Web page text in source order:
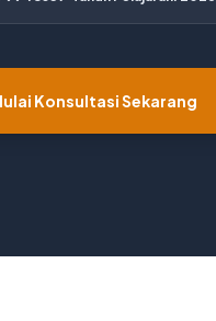
Konsultasi Sekarang